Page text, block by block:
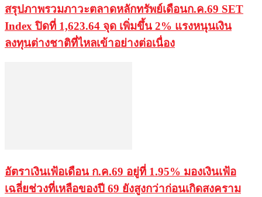
สรุปภาพรวมภาวะตลาดหลักทรัพย์เดือนก.ค.69 SET
Index ปิดที่ 1,623.64 จุด เพิ่มขึ้น 2% แรงหนุนเงิน
ลงทุนต่างชาติที่ไหลเข้าอย่างต่อเนื่อง
อัตราเงินเฟ้อเดือน ก.ค.69 อยู่ที่ 1.95% มองเงินเฟ้อ
เฉลี่ยช่วงที่เหลือของปี 69 ยังสูงกว่าก่อนเกิดสงคราม